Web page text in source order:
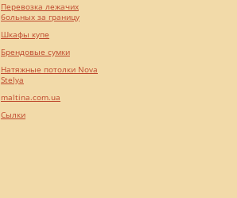
Перевозка лежачих
больных за границу
Шкафы купе
Брендовые сумки
Натяжные потолки Nova
Stelya
maltina.com.ua
Cылки